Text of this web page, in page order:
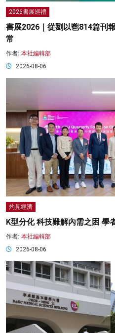
2026書展巡禮
書展2026｜從劉以鬯814篇刊
常
作者: 本社編輯部
2026-08-06
灼見經濟
K型分化 科技難解內需之困 學
作者: 本社編輯部
2026-08-06